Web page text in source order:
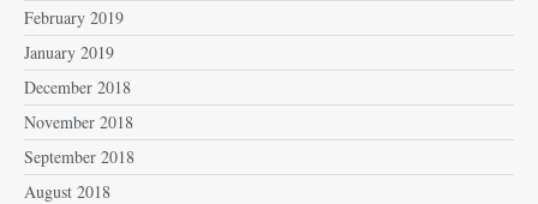
February 2019
January 2019
December 2018
November 2018
September 2018
August 2018